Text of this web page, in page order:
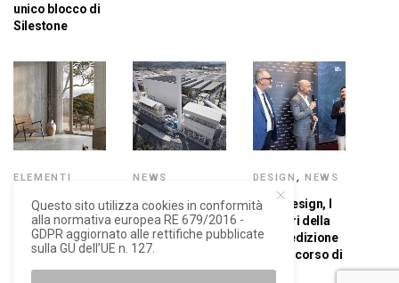
unico blocco di
Silestone
ELEMENTI
La pietra
italiana rivive
nella collezione
Pietra Kode
Dekton di
NEWS
Ambiente, il
gruppo
Cosentino
ottiene il rating
B del Carbon
DESIGN , NEWS
Let’s Design, I
vincitori della
prima edizione
del concorso di
idee di
Questo sito utilizza cookies in conformità
alla normativa europea RE 679/2016 -
GDPR aggiornato alle rettifiche pubblicate
sulla GU dell’UE n. 127.